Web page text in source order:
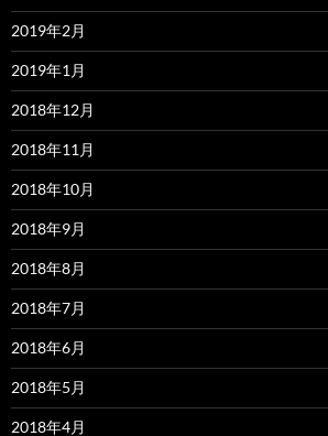
2019年2月
2019年1月
2018年12月
2018年11月
2018年10月
2018年9月
2018年8月
2018年7月
2018年6月
2018年5月
2018年4月